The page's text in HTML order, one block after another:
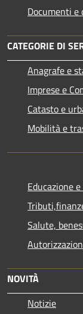
Documenti e
CATEGORIE DI
Anagrafe e
Imprese e
Catasto e
Mobilità e
Educazione
Salute,
NOVITÀ
Notizie